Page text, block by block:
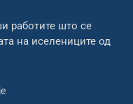
работите што се
на иселениците од